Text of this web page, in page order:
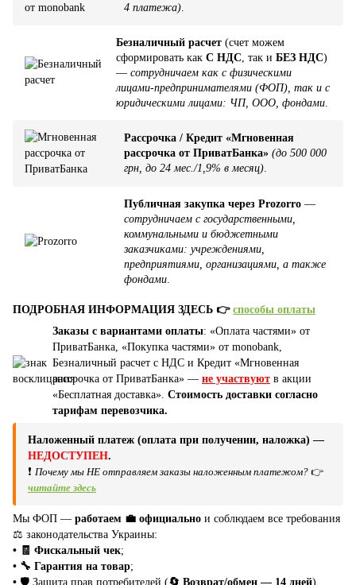
4 платежа)
Безналичный расчет (счет можем
сформировать как С НДС , так и БЕЗ НДС)
— сотрудничаем как с физическими
лицами-предпринимателями (ФОП), так и с
юридическими лицами: ЧП, ООО, фондами
Рассрочка / Кредит «Мгновенная
рассрочка от ПриватБанка» (до 500 000
грн, до 24 мес./1,9% в месяц).
Публичная закупка через Prozorro —
сотрудничаем с государственными,
коммунальными и бюджетными
заказчиками: учреждениями,
предприятиями, организациями, а также
фондами
ПОДРОБНАЯ ИНФОРМАЦИЯ ЗДЕСЬ 👉 способы оплаты
Заказы с вариантами оплаты: «Оплата частями» от
ПриватБанка, «Покупка частями» от monobank,
Безналичный расчет с НДС и Кредит «Мгновенная
рассрочка от ПриватБанка» — не участвуют в акции
«Бесплатная доставка». Стоимость доставки согласно
тарифам перевозчика.
Наложенный платеж (оплата при получении, наложка) —
НЕДОСТУПЕН.
❗ Почему мы НЕ отправляем заказы наложенным платежом? 👉
читайте здесь
Мы ФОП — работаем 💼 официально и соблюдаем все требования
⚖️ законодательства Украины:
• 🧾 Фискальный чек;
• 🔧 Гарантия на товар;
• 🛡️ Защита прав потребителей (🔄 Возврат/обмен — 14 дней).